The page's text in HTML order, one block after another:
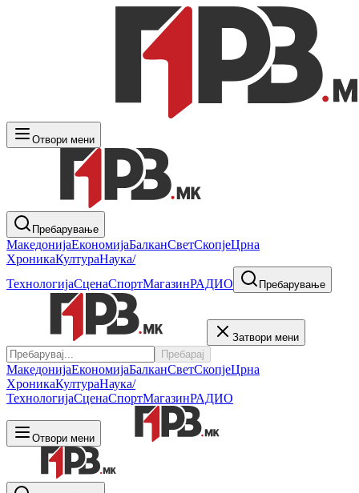
Отвори мени
Пребарување
МакедонијаЕкономијаБалканСветСкопјеЦрна
ХроникаКултураНаука/
ТехнологијаСценаСпортМагазинРАДИО Пребарување
Затвори мени
Пребарај
МакедонијаЕкономијаБалканСветСкопјеЦрна
ХроникаКултураНаука/
ТехнологијаСценаСпортМагазинРАДИО
Отвори мени